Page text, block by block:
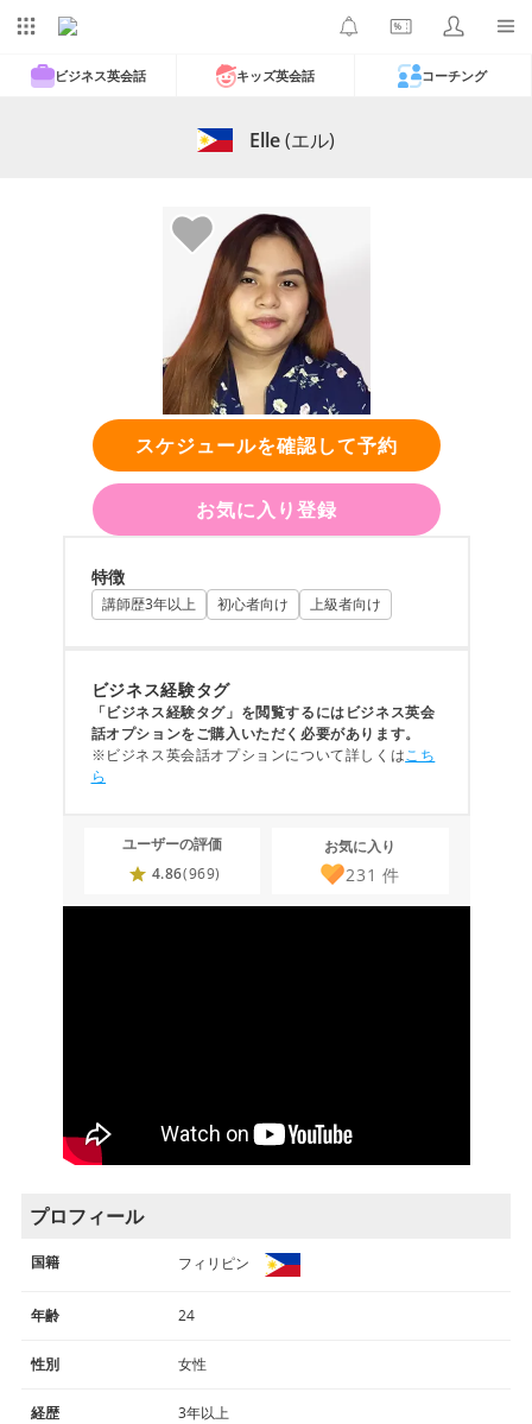
ビジネス英会話 キッズ英会話 コーチング
Elle(エル)
スケジュールを確認して予約
お気に入り登録
特徴
講師歴3年以上 初心者向け 上級者向け
ビジネス経験タグ
「ビジネス経験タグ」を閲覧するにはビジネス英会
話オプションをご購入いただく必要があります。
※ビジネス英会話オプションについて詳しくはこち
ら
ユーザーの評価
4.86(969)
お気に入り
231 件
プロフィール
国籍 フィリピン
年齢 24
性別 女性
経歴 3年以上